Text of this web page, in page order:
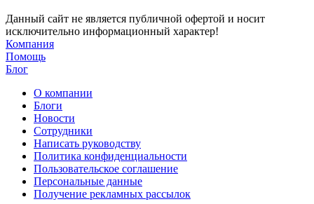
Данный сайт не является публичной офертой и носит
исключительно информационный характер!
Компания
Помощь
Блог
О компании
Блоги
Новости
Сотрудники
Написать руководству
Политика конфиденциальности
Пользовательское соглашение
Персональные данные
Получение рекламных рассылок